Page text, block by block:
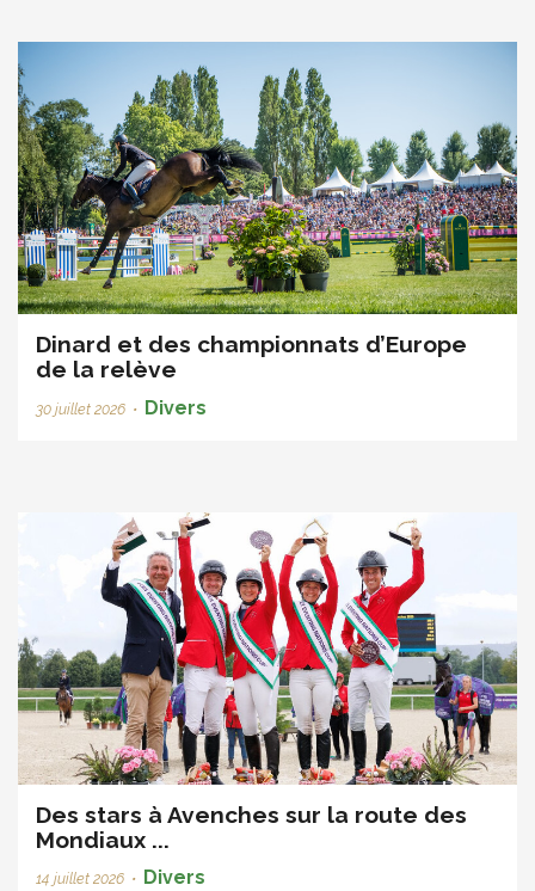
Dinard et des championnats d’Europe
de la relève
30 juillet 2026 • Divers
Des stars à Avenches sur la route des
Mondiaux ...
14 juillet 2026 • Divers